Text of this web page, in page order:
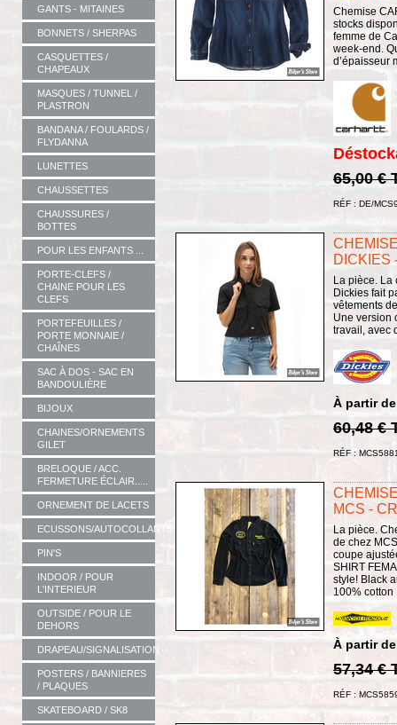
GANTS - MITAINES
BONNETS / SHERPAS
CASQUETTES /
CHAPEAUX
MASQUES / TUNNEL /
PLASTRON
BANDANA / FOULARDS /
FLYDANNA
LUNETTES
CHAUSSETTES
CHAUSSURES /
BOTTES
POUR LES ENFANTS ...
PORTE-CLEFS /
CHAINE POUR LES
CLEFS
PORTEFEUILLES /
PORTE MONNAIE /
CHAÎNES
SAC À DOS - SAC EN
BANDOULIÈRE
BIJOUX
CHAINES/ORNEMENTS
GILET
BRELOQUE / ACC.
FERMETURE ÉCLAIR.....
ORNEMENT DE LACETS
ECUSSONS/AUTOCOLLANTS
PIN'S
INDOOR / POUR
L'INTERIEUR
OUTSIDE / POUR LE
DEHORS
DRAPEAU/SIGNALISATION
POSTERS / BANNIERES
/ PLAQUES
SKATEBOARD / SK8
Chemise
stocks
femme de
week-end.
d’épaisseur
65,00 €
RÉF : DE/
DICKIES
La pièce. La
Dickies fait
vêtements
Une version
travail, avec
À partir de
60,48 €
RÉF :
MCS -
La pièce.
de chez
coupe
SHIRT
style! Black
100% cotton
À partir de
57,34 €
RÉF :